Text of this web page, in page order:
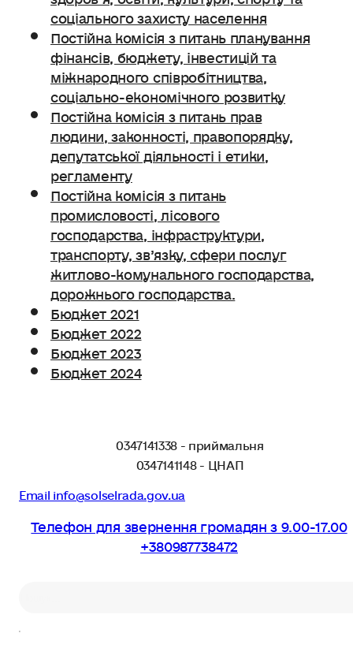
соціального захисту населення
Постійна комісія з питань планування
фінансів, бюджету, інвестицій та
міжнародного співробітництва,
соціально-економічного розвитку
Постійна комісія з питань прав
людини, законності, правопорядку,
депутатської діяльності і етики,
регламенту
Постійна комісія з питань
промисловості, лісового
господарства, інфраструктури,
транспорту, зв’язку, сфери послуг
житлово-комунального господарства,
дорожнього господарства.
Бюджет 2021
Бюджет 2022
Бюджет 2023
Бюджет 2024
0347141338 - приймальня
0347141148 - ЦНАП
Email info@solselrada.gov.ua
Телефон для звернення громадян з 9.00-17.00
+380987738472